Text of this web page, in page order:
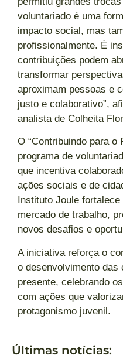
voluntariado é uma
impacto social, mas
profissionalmente. É
contribuições podem
transformar
aproximam pessoas e
justo e colaborativo”,
analista de Colheita
O “Contribuindo para o
programa de
que incentiva
ações sociais e de
Instituto Joule
mercado de trabalho,
novos desafios e
A iniciativa reforça o
o desenvolvimento das
presente, celebrando
com ações que
protagonismo juvenil.
Últimas notícias: